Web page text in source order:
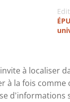
à localiser
à la fois